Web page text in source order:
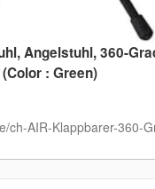
Angelstuhl, 360-
: Green)
ch-AIR-Klappbarer-360-